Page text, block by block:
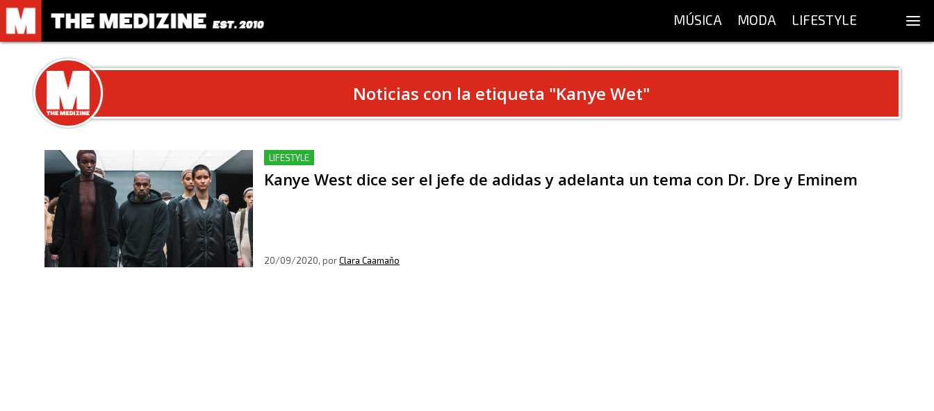
MÚSICA MODA LIFESTYLE
Noticias con la etiqueta "Kanye Wet"
LIFESTYLE
Kanye West dice ser el jefe de adidas y adelanta un tema con Dr. Dre y Eminem
20/09/2020, porClara Caamaño